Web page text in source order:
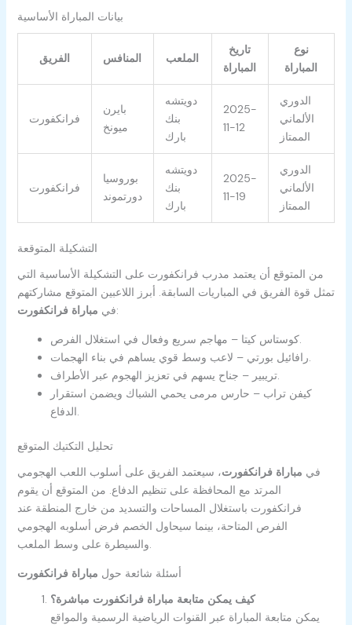
بيانات المباراة الأساسية
الفريق المنافس الملعب
تاريخ
المباراة
نوع
المباراة
فرانكفورت
بايرن
ميونخ
دويتشه
بنك
بارك
2025-
11-12
الدوري
الألماني
الممتاز
فرانكفورت
بوروسيا
دورتموند
دويتشه
بنك
بارك
2025-
11-19
الدوري
الألماني
الممتاز
التشكيلة المتوقعة
من المتوقع أن يعتمد مدرب فرانكفورت على التشكيلة الأساسية التي
تمثل قوة الفريق في المباريات السابقة. أبرز اللاعبين المتوقع مشاركتهم
في مباراة فرانكفورت :
كوستاس كيتا – مهاجم سريع وفعال في استغلال الفرص.
رافائيل بورتي – لاعب وسط قوي يساهم في بناء الهجمات.
تريبير – جناح يسهم في تعزيز الهجوم عبر الأطراف.
كيفن تراب – حارس مرمى يحمي الشباك ويضمن استقرار
الدفاع.
تحليل التكتيك المتوقع
في مباراة فرانكفورت، سيعتمد الفريق على أسلوب اللعب الهجومي
المرتد مع المحافظة على تنظيم الدفاع. من المتوقع أن يقوم
فرانكفورت باستغلال المساحات والتسديد من خارج المنطقة عند
الفرص المتاحة، بينما سيحاول الخصم فرض أسلوبه الهجومي
والسيطرة على وسط الملعب.
أسئلة شائعة حول مباراة فرانكفورت
كيف يمكن متابعة مباراة فرانكفورت مباشرة؟
يمكن متابعة المباراة عبر القنوات الرياضية الرسمية والمواقع